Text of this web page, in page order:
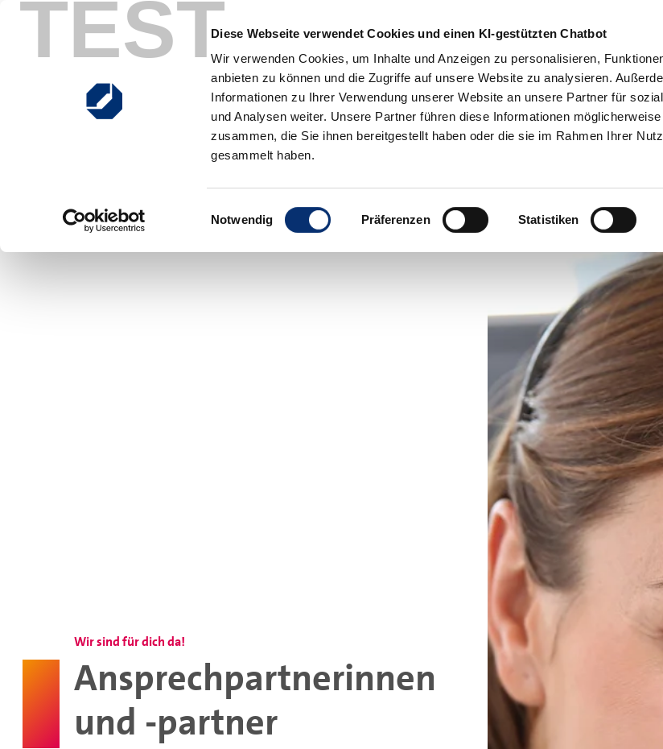
TESTDiese Webseite verwendet Cookies und einen KI-gestützten Chatbot
Wir verwenden Cookies, um Inhalte und Anzeigen zu personalisieren,
anbieten zu können und die Zugriffe auf unsere Website zu analysieren.
Informationen zu Ihrer Verwendung unserer Website an unsere Partner für
und Analysen weiter. Unsere Partner führen diese Informationen
zusammen, die Sie ihnen bereitgestellt haben oder die sie im Rahmen Ihrer
gesammelt haben.
Einwilligungsauswahl
Notwendig Präferenzen Statistiken
Zum Inhalt springen
Hauptnavigation
Suche
Ausbildung Studium Weiterbildung Förderung Firmen Aktuelles
Wir sind für dich da!
Ansprechpartnerinnen
und -partner